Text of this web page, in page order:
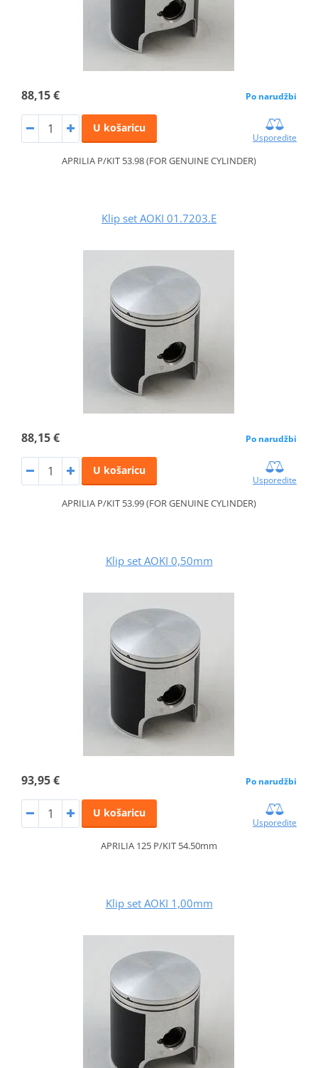
88,15 € Po narudžbi
U košaricu
Usporedite
APRILIA P/KIT 53.98 (FOR GENUINE CYLINDER)
Klip set AOKI 01.7203.E
88,15 € Po narudžbi
U košaricu
Usporedite
APRILIA P/KIT 53.99 (FOR GENUINE CYLINDER)
Klip set AOKI 0,50mm
93,95 € Po narudžbi
U košaricu
Usporedite
APRILIA 125 P/KIT 54.50mm
Klip set AOKI 1,00mm